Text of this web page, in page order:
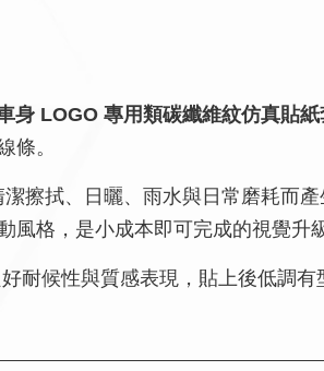
身 LOGO 專用類碳纖維紋仿真貼紙
條。
擦拭、日曬、雨水與日常磨耗而
格，是小成本即可完成的視覺升
好耐候性與質感表現，貼上後低調